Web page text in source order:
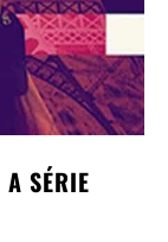
A SÉRIE